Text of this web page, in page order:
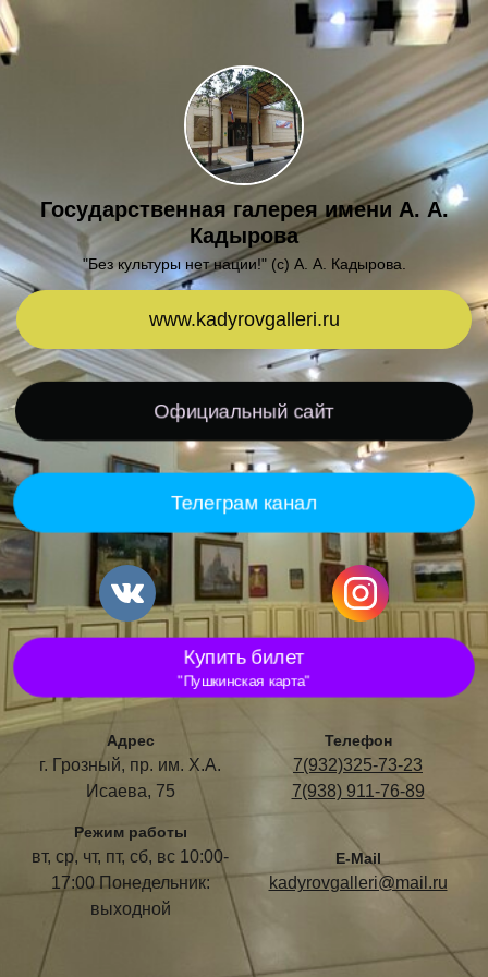
Государственная галерея имени А. А.
Кадырова
"Без культуры нет нации!" (с) А. А. Кадырова.
www.kadyrovgalleri.ru
Официальный сайт
Телеграм канал
Купить билет
"Пушкинская карта"
Адрес
г. Грозный, пр. им. Х.А.
Исаева, 75
Телефон
7(932)325-73-23
7(938) 911-76-89
Режим работы
вт, ср, чт, пт, сб, вс 10:00-
17:00 Понедельник:
выходной
E-Mail
kadyrovgalleri@mail.ru